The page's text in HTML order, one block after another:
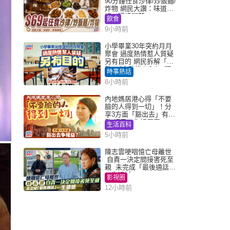
炸物 網民大讚：味道
好，環境闊落
飲食
9小時前
小學畢業30年突約月月
聚會 過度熱情惹人質疑
另有目的 網民拆解「扮
熟」4大動機｜Juicy叮
時事熱話
8小時前
內地媽居港心得「不要
臉的人得到一切」！分
享3方面「豁出去」有著
數 網民：你好厲害
生活百科
5小時前
陳志雲哽咽憶亡母離世
自責一決定間接害死至
親 未完成「最後通話」
一生遺憾
影視圈
12小時前